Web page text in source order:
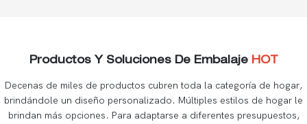
Productos Y Soluciones De Embalaje HOT
Decenas de miles de productos cubren toda la categoría de hogar,
brindándole un diseño personalizado. Múltiples estilos de hogar le
brindan más opciones. Para adaptarse a diferentes presupuestos,